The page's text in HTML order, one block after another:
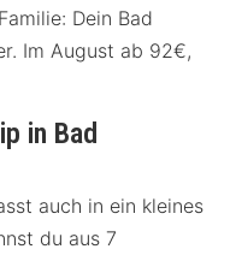
Dein Bad
Im August ab 92€,
in Bad
auch in ein kleines
du aus 7